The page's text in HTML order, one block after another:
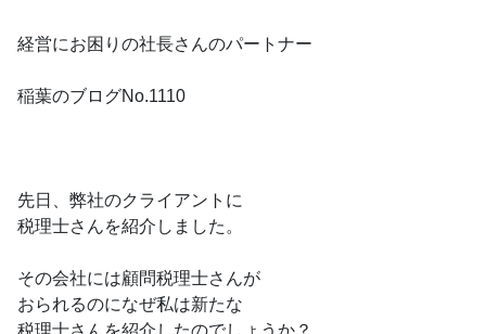
経営にお困りの社長さんのパートナー
稲葉のブログNo.1110
先日、弊社のクライアントに
税理士さんを紹介しました。
その会社には顧問税理士さんが
おられるのになぜ私は新たな
税理士さんを紹介したのでしょうか？